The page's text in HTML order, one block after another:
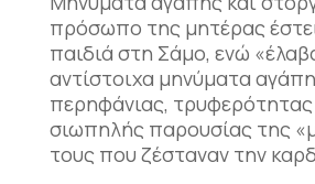
πρόσωπο της μητέρας
παιδιά στη Σάμο, ενώ
αντίστοιχα μηνύματα
περηφάνιας, τρυφερότητας
σιωπηλής παρουσίας της
τους που ζέσταναν την